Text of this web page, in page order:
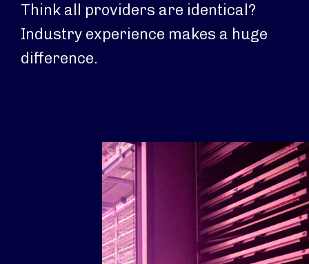
Think all providers are identical?
Industry experience makes a huge
difference.